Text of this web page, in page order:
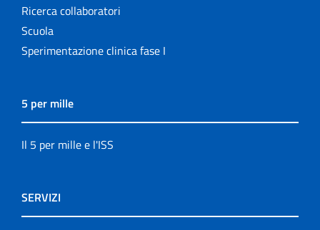
Ricerca collaboratori
Scuola
Sperimentazione clinica fase I
5 per mille
Il 5 per mille e l'ISS
SERVIZI